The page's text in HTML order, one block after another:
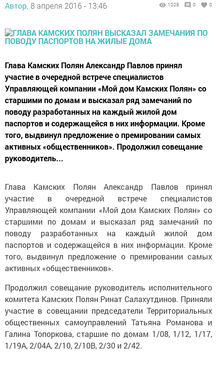
Автор, 8 апреля 2016 - 13:46 1028 0 0
Глава Камских Полян Александр Павлов принял
участие в очередной встрече специалистов
Управляющей компании «Мой дом Камских Полян» со
старшими по домам и высказал ряд замечаний по
поводу разработанных на каждый жилой дом
паспортов и содержащейся в них информации. Кроме
того, выдвинул предложение о премировании самых
активных «общественников». Продолжил совещание
руководитель...
Глава Камских Полян Александр Павлов принял
участие в очередной встрече специалистов
Управляющей компании «Мой дом Камских Полян» со
старшими по домам и высказал ряд замечаний по
поводу разработанных на каждый жилой дом
паспортов и содержащейся в них информации. Кроме
того, выдвинул предложение о премировании самых
активных «общественников».
Продолжил совещание руководитель исполнительного
комитета Камских Полян Ринат Салахутдинов. Приняли
участие в совещании председатели Территориальных
общественных самоуправлений Татьяна Романова и
Галина Топоркова, старшие по домам 1/08, 1/12, 1/17,
1/19А, 2/04А, 2/10, 2/10В, 2/30 и 2/42.